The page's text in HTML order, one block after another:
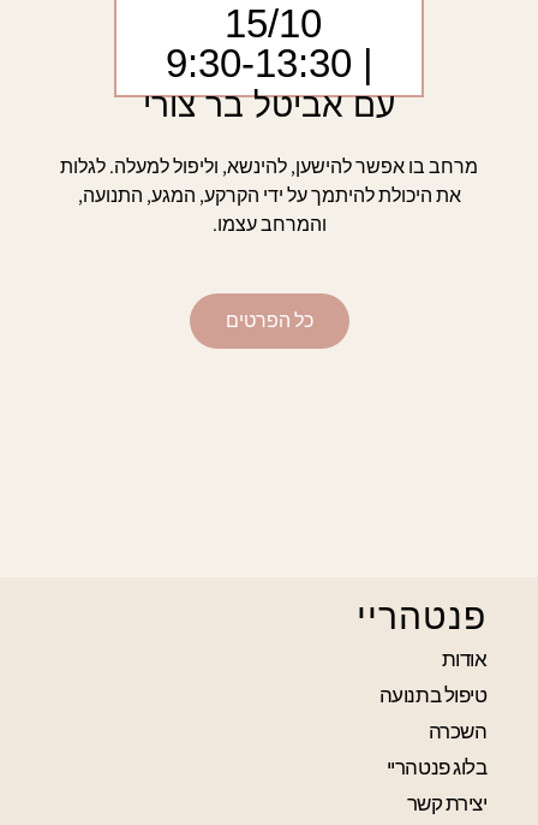
15/10
| 9:30-13:30
עם אביטל בר צורי
מרחב בו אפשר להישען, להינשא, וליפול למעלה. לגלות
את היכולת להיתמך על ידי הקרקע, המגע, התנועה,
והמרחב עצמו.
כל הפרטים
פנטהריי
אודות
טיפול בתנועה
השכרה
בלוג פנטהריי
יצירת קשר